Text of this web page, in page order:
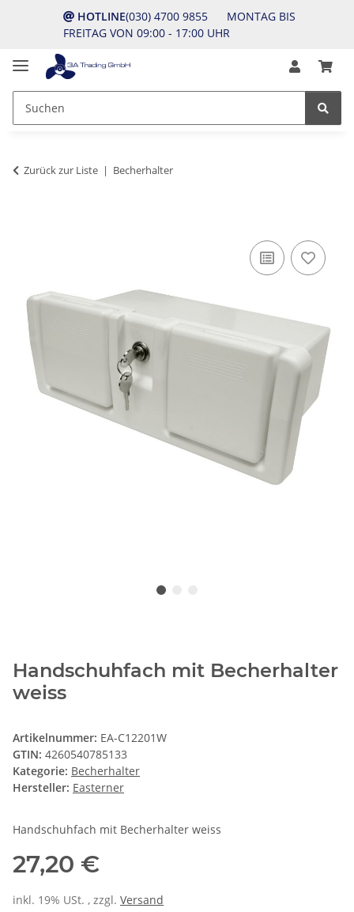
HOTLINE(030) 4700 9855 MONTAG BIS
FREITAG VON 09:00 - 17:00 UHR
Zurück zur Liste Becherhalter
Handschuhfach mit Becherhalter
weiss
Artikelnummer: EA-C12201W
GTIN: 4260540785133
Kategorie: Becherhalter
Hersteller: Easterner
Handschuhfach mit Becherhalter weiss
27,20 €
inkl. 19% USt. , zzgl. Versand